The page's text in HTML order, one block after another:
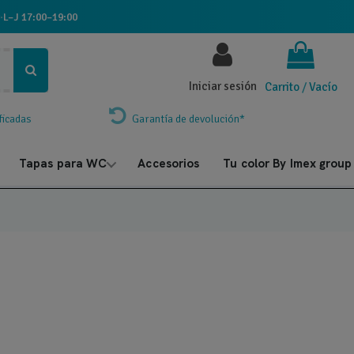
·L–J 17:00–19:00
Carrito /Vacío
Iniciar sesión
Garantía de devolución*
Tapas para WC Accesorios Tu color By Imex group